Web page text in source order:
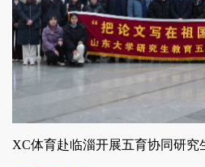
XC体育赴临淄开展五育协同研究